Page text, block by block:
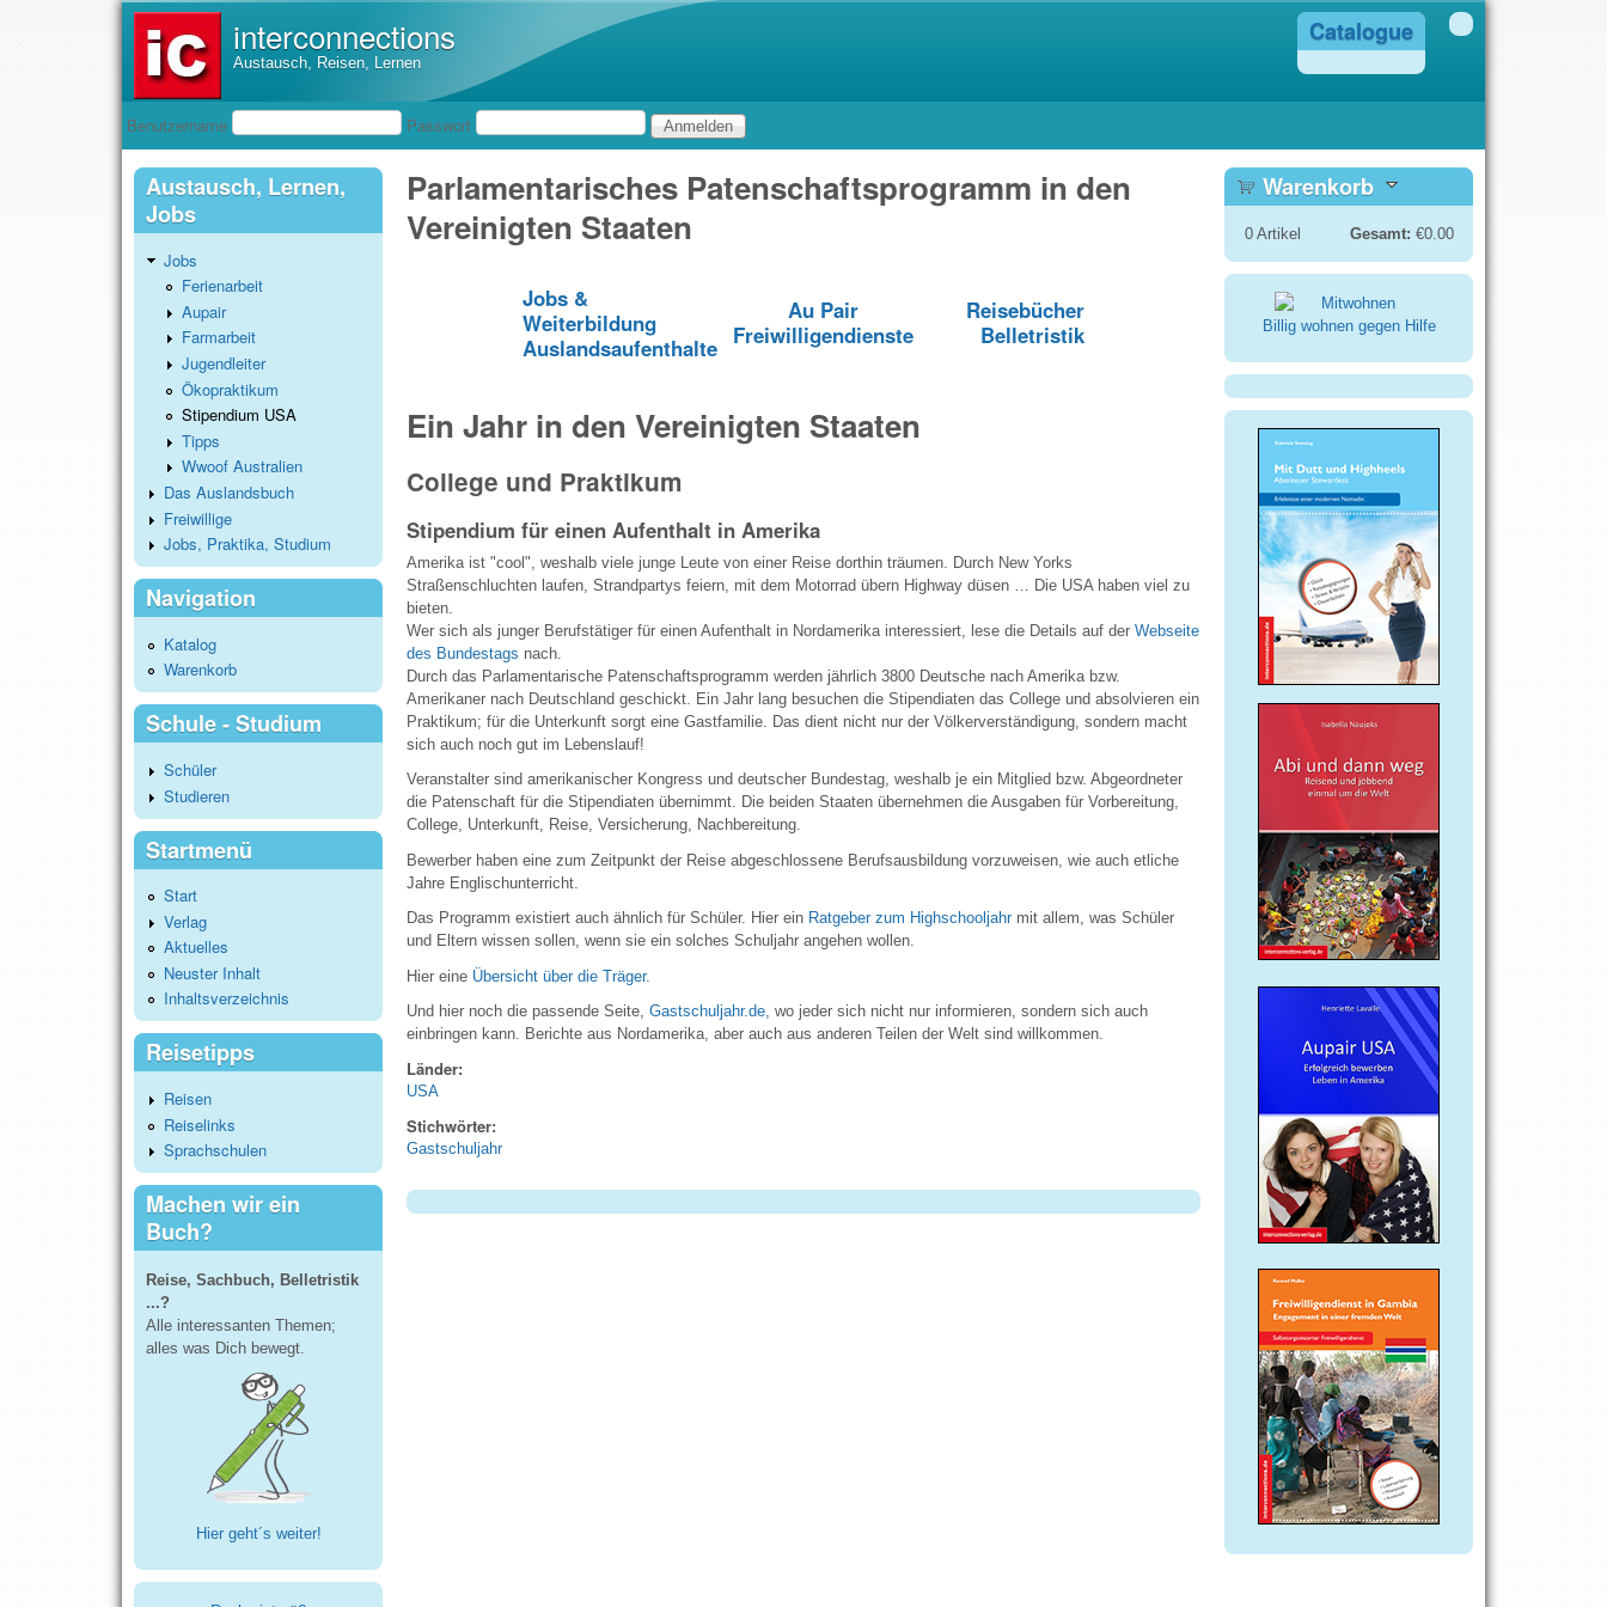
interconnections
Austausch, Reisen, Lernen
Catalogue
Benutzeranmeldung
Benutzername Passwort
Parlamentarisches Patenschaftsprogramm in den
Vereinigten Staaten
Jobs &
Weiterbildung
Auslandsaufenthalte
Au Pair
Freiwilligendienste
Reisebücher
Belletristik
Ein Jahr in den Vereinigten Staaten
College und Praktikum
Stipendium für einen Aufenthalt in Amerika
Amerika ist "cool", weshalb viele junge Leute von einer Reise dorthin träumen. Durch New Yorks
Straßenschluchten laufen, Strandpartys feiern, mit dem Motorrad übern Highway düsen … Die USA haben viel zu
bieten.
Wer sich als junger Berufstätiger für einen Aufenthalt in Nordamerika interessiert, lese die Details auf der Webseite
des Bundestags nach.
Durch das Parlamentarische Patenschaftsprogramm werden jährlich 3800 Deutsche nach Amerika bzw.
Amerikaner nach Deutschland geschickt. Ein Jahr lang besuchen die Stipendiaten das College und absolvieren ein
Praktikum; für die Unterkunft sorgt eine Gastfamilie. Das dient nicht nur der Völkerverständigung, sondern macht
sich auch noch gut im Lebenslauf!
Veranstalter sind amerikanischer Kongress und deutscher Bundestag, weshalb je ein Mitglied bzw. Abgeordneter
die Patenschaft für die Stipendiaten übernimmt. Die beiden Staaten übernehmen die Ausgaben für Vorbereitung,
College, Unterkunft, Reise, Versicherung, Nachbereitung.
Bewerber haben eine zum Zeitpunkt der Reise abgeschlossene Berufsausbildung vorzuweisen, wie auch etliche
Jahre Englischunterricht.
Das Programm existiert auch ähnlich für Schüler. Hier ein Ratgeber zum Highschooljahrmit allem, was Schüler
und Eltern wissen sollen, wenn sie ein solches Schuljahr angehen wollen.
Hier eine Übersicht über die Träger.
Und hier noch die passende Seite, Gastschuljahr.de, wo jeder sich nicht nur informieren, sondern sich auch
einbringen kann. Berichte aus Nordamerika, aber auch aus anderen Teilen der Welt sind willkommen.
Länder:
USA
Stichwörter:
Gastschuljahr
Austausch, Lernen,
Jobs
Jobs
Ferienarbeit
Aupair
Farmarbeit
Jugendleiter
Ökopraktikum
Stipendium USA
Tipps
Wwoof Australien
Das Auslandsbuch
Freiwillige
Jobs, Praktika, Studium
Navigation
Katalog
Warenkorb
Schule - Studium
Schüler
Studieren
Startmenü
Start
Verlag
Aktuelles
Neuster Inhalt
Inhaltsverzeichnis
Reisetipps
Reisen
Reiselinks
Sprachschulen
Machen wir ein
Buch?
Reise, Sachbuch, Belletristik
...?
Alle interessanten Themen;
alles was Dich bewegt.
Hier geht´s weiter!
Warenkorb
0Artikel Gesamt: €0.00
Billig wohnen gegen Hilfe